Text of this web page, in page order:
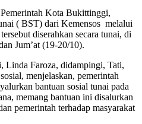
Kota Bukittinggi,
( BST) dari Kemensos melalui
diserahkan secara tunai, di
Jum’at (19-20/10).
Linda Faroza, didampingi, Tati,
menjelaskan, pemerintah
bantuan sosial tunai pada
memang bantuan ini disalurkan
pemerintah terhadap masyarakat